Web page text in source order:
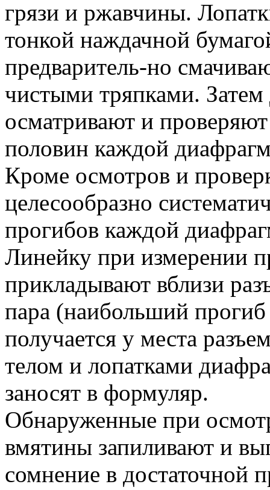
грязи и ржавчины.
тонкой наждачной
предваритель-но
чистыми тряпками.
осматривают и
половин каждой
Кроме осмотров и
целесообразно
прогибов каждой
Линейку при измерении
прикладывают вблизи
пара (наибольший
получается у места
телом и лопатками
заносят в формуляр.
Обнаруженные при
вмятины запиливают и
сомнение в достаточной